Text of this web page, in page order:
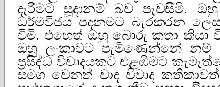
දැරීමට සූදානම් බව පැවසීමි.
ධර්මවිජය පදනමට බැරකරන
වීමි. එහෙත් ඔහු බොරු කතා කියා
ඔහු ලංකාවට පැමිණෙන්නේ
ප්‍රසිද්ධ විවාදයකට එළඹීමට
සමග වෙනත් වාද විවාද